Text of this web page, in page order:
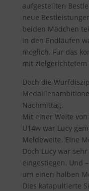
aufgestellten
neue
beiden Mädchen
in den Endläufen
möglich. Für das
mit
Doch die
Nachmittag.
Mit einer Weite
U14w war Lucy
Meldeweite. Eine
Doch Lucy war
eingestiegen. Und
um einen halben
Dies katapultierte